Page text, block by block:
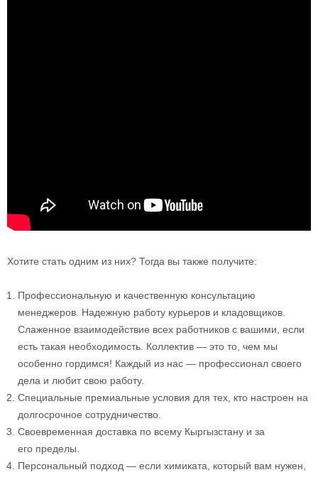
Хотите стать одним из них? Тогда вы также получите:
Профессиональную и качественную консультацию
менеджеров. Надежную работу курьеров и кладовщиков.
Слаженное взаимодействие всех работников с вашими, если
есть такая необходимость. Коллектив — это то, чем мы
особенно гордимся! Каждый из нас — профессионал своего
дела и любит свою работу.
Специальные премиальные условия для тех, кто настроен на
долгосрочное сотрудничество.
Своевременная доставка по всему Кыргызстану и за
его пределы.
Персональный подход — если химиката, который вам нужен,